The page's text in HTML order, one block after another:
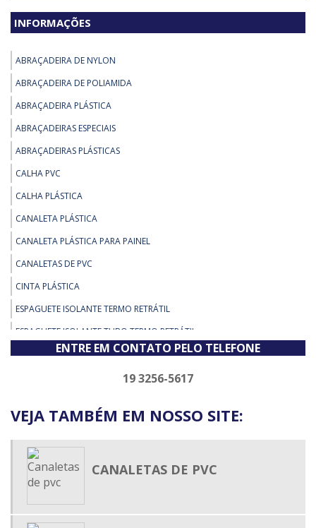
INFORMAÇÕES
ABRAÇADEIRA DE NYLON
ABRAÇADEIRA DE POLIAMIDA
ABRAÇADEIRA PLÁSTICA
ABRAÇADEIRAS ESPECIAIS
ABRAÇADEIRAS PLÁSTICAS
CALHA PVC
CALHA PLÁSTICA
CANALETA PLÁSTICA
CANALETA PLÁSTICA PARA PAINEL
CANALETAS DE PVC
CINTA PLÁSTICA
ESPAGUETE ISOLANTE TERMO RETRÁTIL
ESPAGUETE ISOLANTE TUBO TERMO RETRÁTIL
ESPAGUETE TERMO CONTRÁTIL
ESPAGUETE TERMO ENCOLHIVEL
ESPAGUETE TERMO RETRÁTIL ADESIVADO
ESPAGUETE TERMOCONTRÁTIL
FIXADOR DE ABRAÇADEIRA DE NYLON
MALHA EXPANSIVA
ENTRE EM CONTATO PELO TELEFONE
19 3256-5617
VEJA TAMBÉM EM NOSSO SITE:
CANALETAS DE PVC